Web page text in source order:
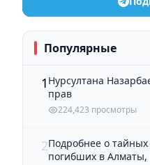
Популярные
1 Нурсултана
прав
224,423 просмотры
2Подробнее о тайных
погибших в Алматы,